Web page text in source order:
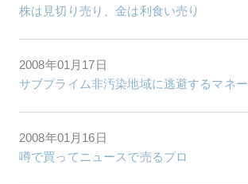
株は見切り売り、金は利食い売り
2008年01月17日
サブプライム非汚染地域に逃避するマネー
2008年01月16日
噂で買ってニュースで売るプロ